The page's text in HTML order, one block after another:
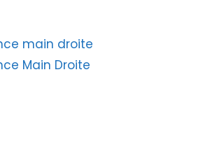
main droite
Main Droite